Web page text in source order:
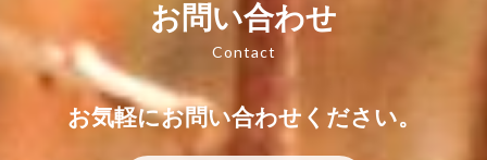
お問い合わせ
Contact
お気軽にお問い合わせください。